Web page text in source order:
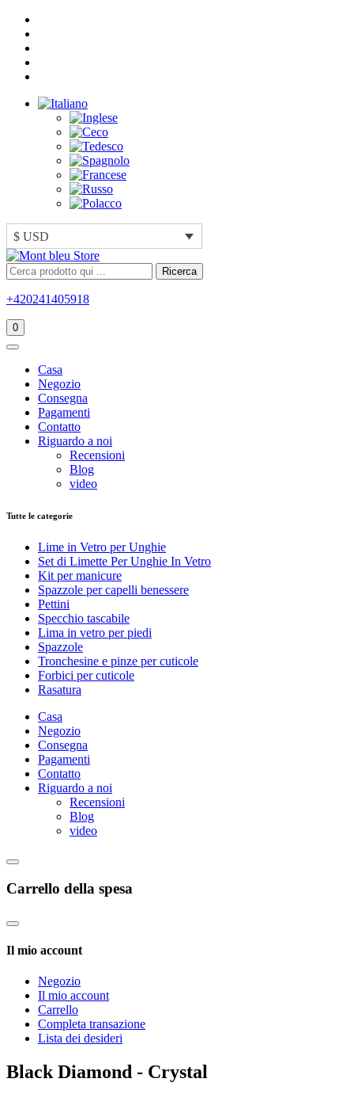
$ USD
Ricerca
+420241405918
0
Casa
Negozio
Consegna
Pagamenti
Contatto
Riguardo a noi
Recensioni
Blog
video
Tutte le categorie
Lime in Vetro per Unghie
Set di Limette Per Unghie In Vetro
Kit per manicure
Spazzole per capelli benessere
Pettini
Specchio tascabile
Lima in vetro per piedi
Spazzole
Tronchesine e pinze per cuticole
Forbici per cuticole
Rasatura
Casa
Negozio
Consegna
Pagamenti
Contatto
Riguardo a noi
Recensioni
Blog
video
Carrello della spesa
Il mio account
Negozio
Il mio account
Carrello
Completa transazione
Lista dei desideri
Black Diamond - Crystal